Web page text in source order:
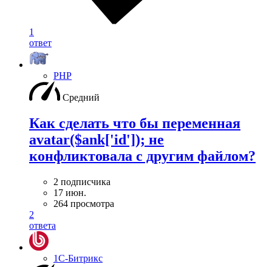
1
ответ
PHP
Средний
Как сделать что бы переменная
avatar($ank['id']); не
конфликтовала с другим файлом?
2 подписчика
17 июн.
264 просмотра
2
ответа
1С-Битрикс